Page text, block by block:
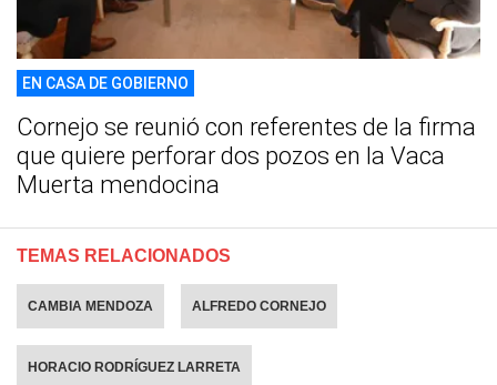
EN CASA DE GOBIERNO
Cornejo se reunió con referentes de la firma
que quiere perforar dos pozos en la Vaca
Muerta mendocina
TEMAS RELACIONADOS
CAMBIA MENDOZA ALFREDO CORNEJO
HORACIO RODRÍGUEZ LARRETA